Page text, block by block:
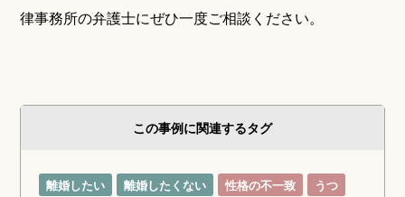
律事務所の弁護士にぜひ一度ご相談ください。
この事例に関連するタグ
離婚したい 離婚したくない 性格の不一致 うつ